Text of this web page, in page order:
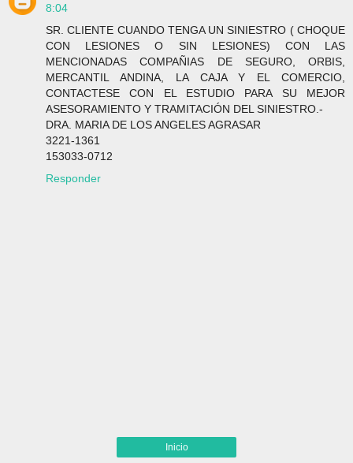
8:04
SR. CLIENTE CUANDO TENGA UN SINIESTRO ( CHOQUE
CON LESIONES O SIN LESIONES) CON LAS
MENCIONADAS COMPAÑIAS DE SEGURO, ORBIS,
MERCANTIL ANDINA, LA CAJA Y EL COMERCIO,
CONTACTESE CON EL ESTUDIO PARA SU MEJOR
ASESORAMIENTO Y TRAMITACIÓN DEL SINIESTRO.-
DRA. MARIA DE LOS ANGELES AGRASAR
3221-1361
153033-0712
Responder
Inicio